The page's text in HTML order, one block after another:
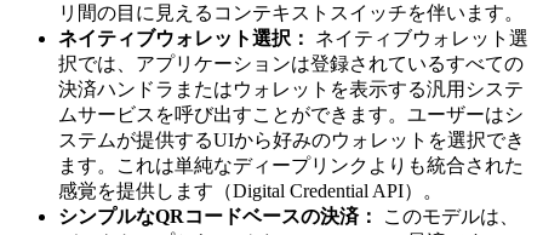
リ間の目に見えるコンテキストスイッチを伴います。
ネイティブウォレット選択：
ネイティブウォレット選
択では、アプリケーションは登録されているすべての
決済ハンドラまたはウォレットを表示する汎用システ
ムサービスを呼び出すことができます。ユーザーはシ
ステムが提供するUIから好みのウォレットを選択でき
ます。これは単純なディープリンクよりも統合された
感覚を提供します（Digital Credential API）。
シンプルなQRコードベースの決済：
このモデルは、